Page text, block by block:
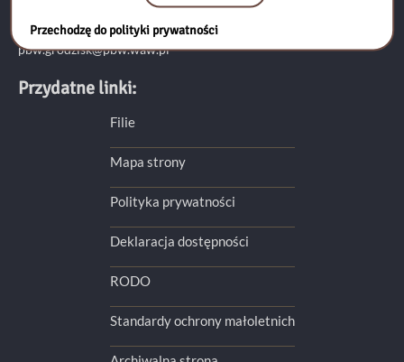
tel. (22) 755-57-89
pbw.grodzisk@pbw.waw.pl
Przydatne linki:
Filie
Mapa strony
Polityka prywatności
Deklaracja dostępności
RODO
Standardy ochrony małoletnich
Przechodzę do polityki prywatności